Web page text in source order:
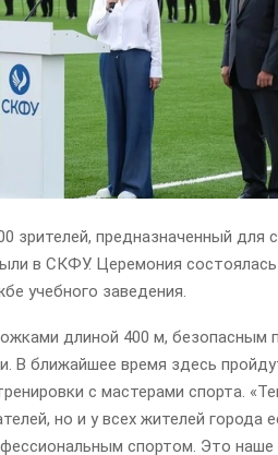
предназначенный для
в СКФУ. Церемония
учебного заведения.
длиной 400 м, безопасным
В ближайшее время здесь
с мастерами спорта.
но и у всех жителей города
спортом. Это